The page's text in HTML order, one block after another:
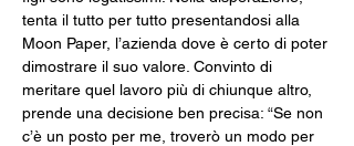
tenta il tutto per tutto presentandosi alla
Moon Paper, l’azienda dove è certo di poter
dimostrare il suo valore. Convinto di
meritare quel lavoro più di chiunque altro,
prende una decisione ben precisa: “Se non
c’è un posto per me, troverò un modo per